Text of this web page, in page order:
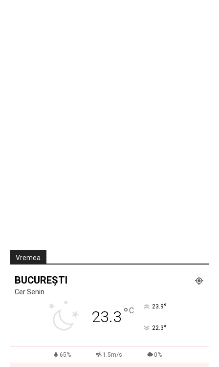
Vremea
BUCUREȘTI
Cer Senin
23.3 °C 23.9°
22.3°
65% 1.5m/s 0%